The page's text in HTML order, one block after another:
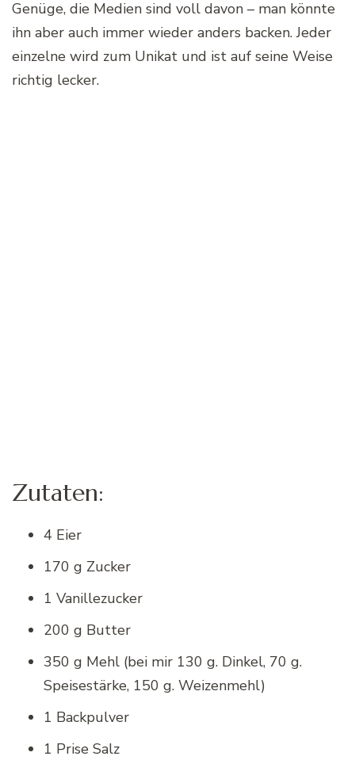
Genüge, die Medien sind voll davon – man könnte
ihn aber auch immer wieder anders backen. Jeder
einzelne wird zum Unikat und ist auf seine Weise
richtig lecker.
Zutaten:
4 Eier
170 g Zucker
1 Vanillezucker
200 g Butter
350 g Mehl (bei mir 130 g. Dinkel, 70 g.
Speisestärke, 150 g. Weizenmehl)
1 Backpulver
1 Prise Salz